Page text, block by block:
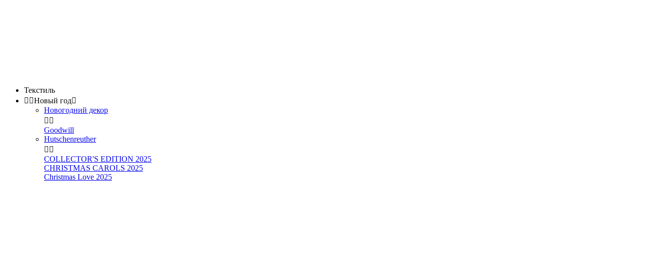
Текстиль
 Новый год
Новогодний декор
 
Goodwill
Hutschenreuther
 
COLLECTOR'S EDITION 2025
CHRISTMAS CAROLS 2025
Christmas Love 2025